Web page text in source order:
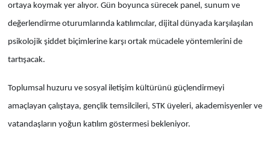
ortaya koymak yer alıyor. Gün boyunca sürecek panel, sunum ve
değerlendirme oturumlarında katılımcılar, dijital dünyada karşılaşılan
psikolojik şiddet biçimlerine karşı ortak mücadele yöntemlerini de
tartışacak.
Toplumsal huzuru ve sosyal iletişim kültürünü güçlendirmeyi
amaçlayan çalıştaya, gençlik temsilcileri, STK üyeleri, akademisyenler ve
vatandaşların yoğun katılım göstermesi bekleniyor.